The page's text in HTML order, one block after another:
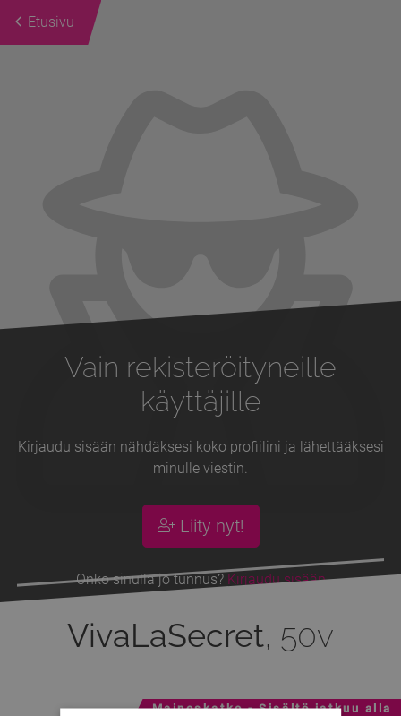
Etusivu
Vain rekisteröityneille
käyttäjille
Kirjaudu sisään nähdäksesi koko profiilini ja lähettääksesi
minulle viestin.
Liity nyt!
Onko sinulla jo tunnus? Kirjaudu sisään
VivaLaSecret, 50v
Mainoskatko - Sisältö jatkuu alla